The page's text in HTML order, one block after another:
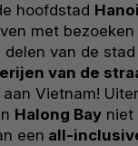
hoofdstad Hanoi
met
delen van de
van de
Vietnam!
Halong Bay niet
een all-